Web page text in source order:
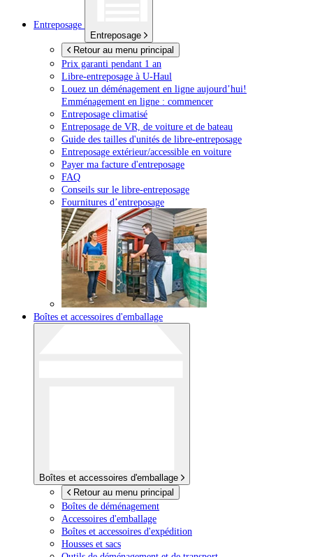
Entreposage
Entreposage
Retour au menu principal
Prix garanti pendant 1 an
Libre-entreposage à U-Haul
Louez un déménagement en ligne aujourd’hui!
Emménagement en ligne : commencer
Entreposage climatisé
Entreposage de VR, de voiture et de bateau
Guide des tailles d'unités de libre-entreposage
Entreposage extérieur/accessible en voiture
Payer ma facture d'entreposage
FAQ
Conseils sur le libre-entreposage
Fournitures d’entreposage
Boîtes et accessoires d'emballage
Boîtes et accessoires d'emballage
Retour au menu principal
Boîtes de déménagement
Accessoires d'emballage
Boîtes et accessoires d'expédition
Housses et sacs